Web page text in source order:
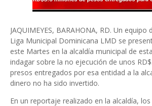
JAQUIMEYES, BARAHONA, RD. Un
Liga Municipal Dominicana LMD se
este Martes en la alcaldía municipal de
indagar sobre la no ejecución de unos
presos entregados por esa entidad a la
dinero no ha sido invertido.
En un reportaje realizado en la alcaldía,